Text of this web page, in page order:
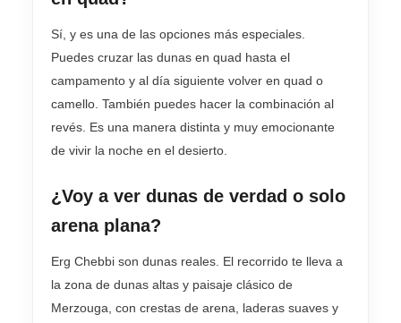
Sí, y es una de las opciones más especiales.
Puedes cruzar las dunas en quad hasta el
campamento y al día siguiente volver en quad o
camello. También puedes hacer la combinación al
revés. Es una manera distinta y muy emocionante
de vivir la noche en el desierto.
¿Voy a ver dunas de verdad o solo
arena plana?
Erg Chebbi son dunas reales. El recorrido te lleva a
la zona de dunas altas y paisaje clásico de
Merzouga, con crestas de arena, laderas suaves y